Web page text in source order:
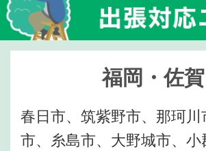
福岡・佐賀
春日市、筑紫野市、那珂
市、糸島市、大野城市、小